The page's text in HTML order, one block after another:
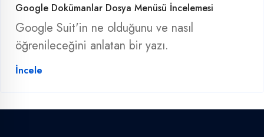
Google Dokümanlar Dosya Menüsü İncelemesi
Google Suit'in ne olduğunu ve nasıl
öğrenileceğini anlatan bir yazı.
İncele